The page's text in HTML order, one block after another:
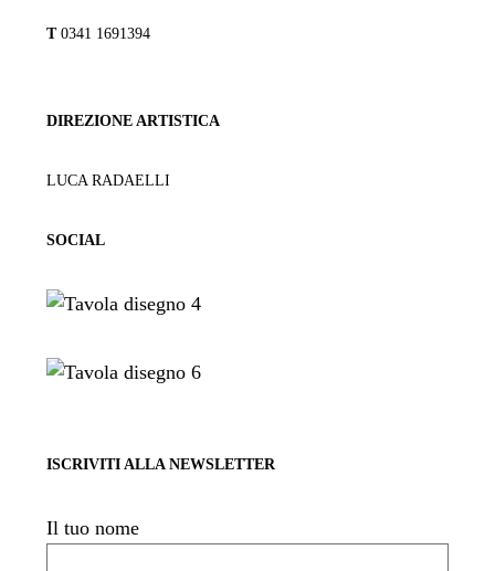
T0341 1691394
DIREZIONE ARTISTICA
LUCA RADAELLI
SOCIAL
ISCRIVITI ALLA NEWSLETTER
Il tuo nome